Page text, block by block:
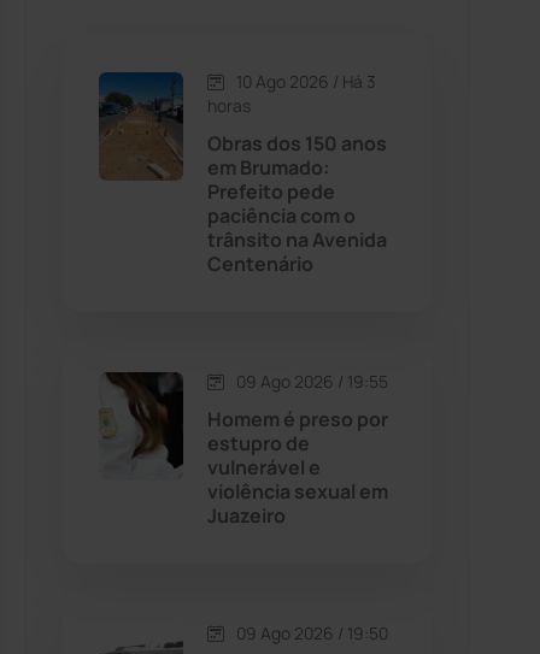
Caetité (1504)
Candiba (157)
Cândido Sales
Caturama
Chapada Diamantina
10 Ago 2026 / Há 3
horas
Obras dos 150 anos
em Brumado:
Prefeito pede
paciência com o
trânsito na Avenida
Centenário
09 Ago 2026 / 19:55
Homem é preso por
estupro de
vulnerável e
violência sexual em
Juazeiro
09 Ago 2026 / 19:50